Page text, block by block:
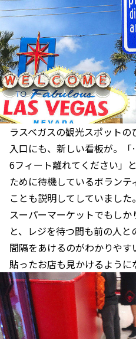
ラスベガスの観光スポット
入口にも、新しい看板が。
6フィート離れてください」
ために待機しているボラン
ことも説明してしていました。
スーパーマーケットでもし
と、レジを待つ間も前の人と
間隔をあけるのがわかりやす
貼ったお店も見かけるように